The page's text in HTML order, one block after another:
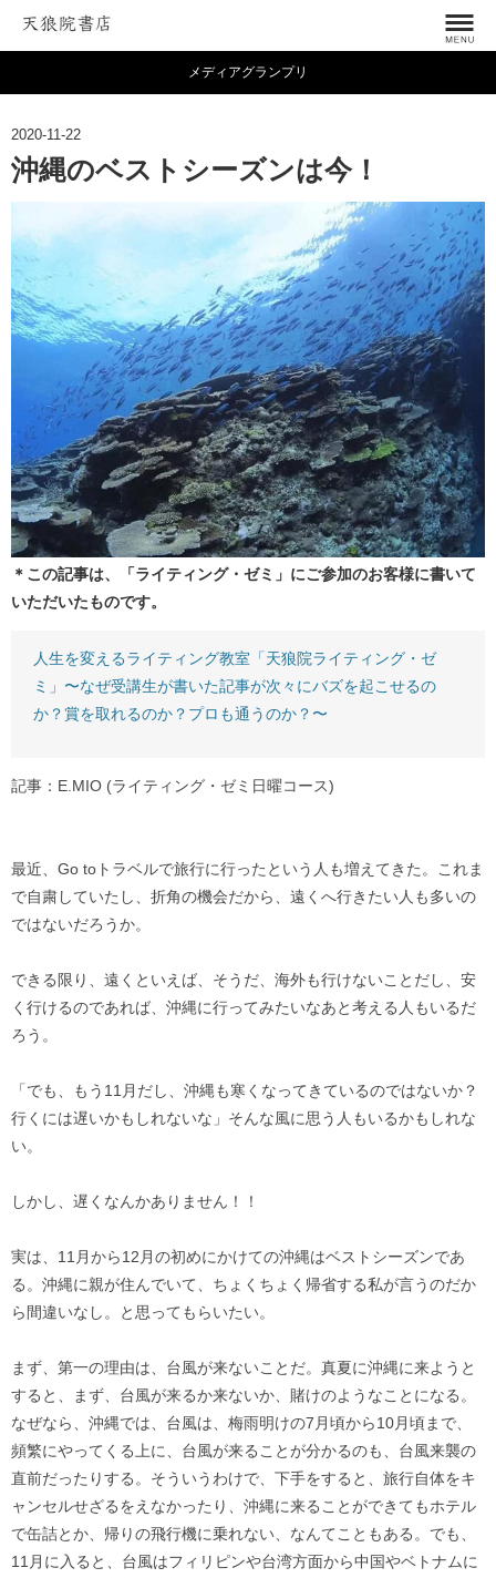
メディアグランプリ
2020-11-22
沖縄のベストシーズンは今！
＊この記事は、「ライティング・ゼミ」にご参加のお客様に書いて
いただいたものです。
人生を変えるライティング教室「天狼院ライティング・ゼ
ミ」〜なぜ受講生が書いた記事が次々にバズを起こせるの
か？賞を取れるのか？プロも通うのか？〜
記事：E.MIO (ライティング・ゼミ日曜コース)
最近、Go toトラベルで旅行に行ったという人も増えてきた。これま
で自粛していたし、折角の機会だから、遠くへ行きたい人も多いの
ではないだろうか。
できる限り、遠くといえば、そうだ、海外も行けないことだし、安
く行けるのであれば、沖縄に行ってみたいなあと考える人もいるだ
ろう。
「でも、もう11月だし、沖縄も寒くなってきているのではないか？
行くには遅いかもしれないな」そんな風に思う人もいるかもしれな
い。
しかし、遅くなんかありません！！
実は、11月から12月の初めにかけての沖縄はベストシーズンであ
る。沖縄に親が住んでいて、ちょくちょく帰省する私が言うのだか
ら間違いなし。と思ってもらいたい。
まず、第一の理由は、台風が来ないことだ。真夏に沖縄に来ようと
すると、まず、台風が来るか来ないか、賭けのようなことになる。
なぜなら、沖縄では、台風は、梅雨明けの7月頃から10月頃まで、
頻繁にやってくる上に、台風が来ることが分かるのも、台風来襲の
直前だったりする。そういうわけで、下手をすると、旅行自体をキ
ャンセルせざるをえなかったり、沖縄に来ることができてもホテル
で缶詰とか、帰りの飛行機に乗れない、なんてこともある。でも、
11月に入ると、台風はフィリピンや台湾方面から中国やベトナムに